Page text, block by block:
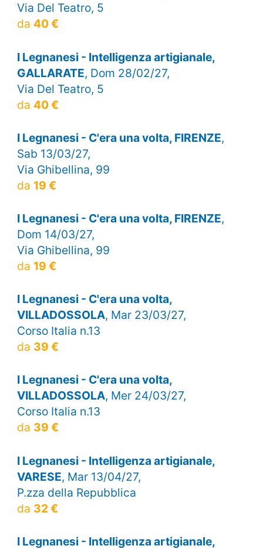
Via Del Teatro, 5
da 40 €
I Legnanesi - Intelligenza artigianale,
GALLARATE, Dom 28/02/27,
Via Del Teatro, 5
da 40 €
I Legnanesi - C'era una volta, FIRENZE,
Sab 13/03/27,
Via Ghibellina, 99
da 19 €
I Legnanesi - C'era una volta, FIRENZE,
Dom 14/03/27,
Via Ghibellina, 99
da 19 €
I Legnanesi - C'era una volta,
VILLADOSSOLA, Mar 23/03/27,
Corso Italia n.13
da 39 €
I Legnanesi - C'era una volta,
VILLADOSSOLA, Mer 24/03/27,
Corso Italia n.13
da 39 €
I Legnanesi - Intelligenza artigianale,
VARESE, Mar 13/04/27,
P.zza della Repubblica
da 32 €
I Legnanesi - Intelligenza artigianale,